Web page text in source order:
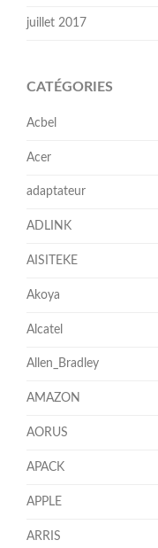
juillet 2017
CATÉGORIES
Acbel
Acer
adaptateur
ADLINK
AISITEKE
Akoya
Alcatel
Allen_Bradley
AMAZON
AORUS
APACK
APPLE
ARRIS